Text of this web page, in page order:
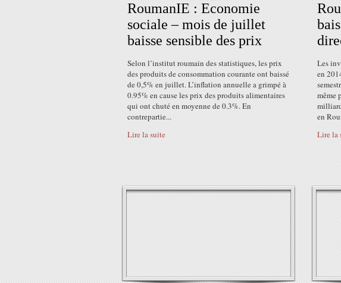
RoumanIE : Economie
sociale – mois de juillet
baisse sensible des prix
Selon l’institut roumain des statistiques, les prix
des produits de consommation courante ont baissé
de 0,5% en juillet. L’inflation annuelle a grimpé à
0.95% en cause les prix des produits alimentaires
qui ont chuté en moyenne de 0.3%. En
contrepartie...
Lire la suite
Les
en
même
en
Lire la